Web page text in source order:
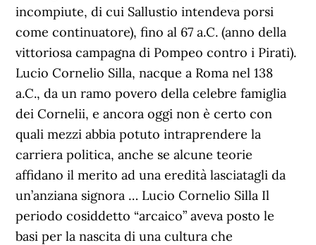
incompiute, di cui Sallustio intendeva porsi
come continuatore), fino al 67 a.C. (anno della
vittoriosa campagna di Pompeo contro i Pirati).
Lucio Cornelio Silla, nacque a Roma nel 138
a.C., da un ramo povero della celebre famiglia
dei Cornelii, e ancora oggi non è certo con
quali mezzi abbia potuto intraprendere la
carriera politica, anche se alcune teorie
affidano il merito ad una eredità lasciatagli da
un’anziana signora … Lucio Cornelio Silla Il
periodo cosiddetto “arcaico” aveva posto le
basi per la nascita di una cultura che